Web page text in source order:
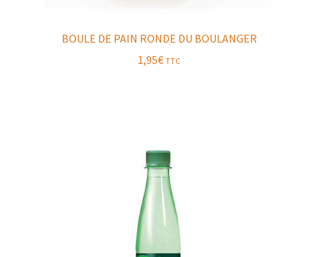
BOULE DE PAIN RONDE DU BOULANGER
1,95€ TTC